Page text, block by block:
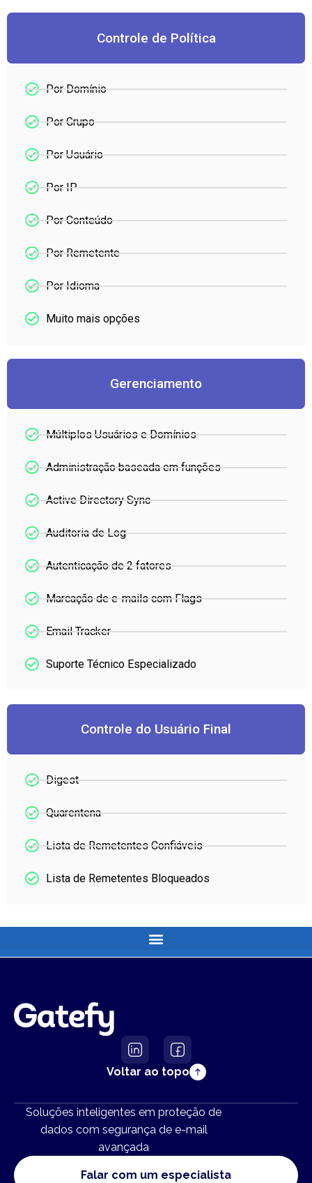
Controle de Política
Por Domínio
Por Grupo
Por Usuário
Por IP
Por Conteúdo
Por Remetente
Por Idioma
Muito mais opções
Gerenciamento
Múltiplos Usuários e Domínios
Administração baseada em funções
Active Directory Sync
Auditoria de Log
Autenticação de 2 fatores
Marcação de e-mails com Flags
Email Tracker
Suporte Técnico Especializado
Controle do Usuário Final
Digest
Quarentena
Lista de Remetentes Confiáveis
Lista de Remetentes Bloqueados
Voltar ao topo
Soluções inteligentes em proteção de
dados com segurança de e-mail
avançada
Falar com um especialista